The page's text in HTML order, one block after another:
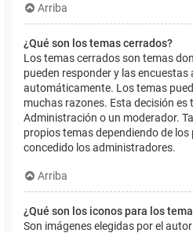
Arriba
¿Qué son los temas cerrados?
Los temas cerrados son temas
pueden responder y las
automáticamente. Los temas
muchas razones. Esta decisión es
Administración o un moderador.
propios temas dependiendo de los
concedido los administradores.
Arriba
¿Qué son los iconos para los
Son imágenes elegidas por el